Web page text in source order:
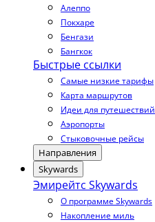
Алеппо
Покхаре
Бенгази
Бангкок
Быстрые ссылки
Самые низкие тарифы
Карта маршрутов
Идеи для путешествий
Аэропорты
Стыковочные рейсы
Направления
Skywards
Эмирейтс Skywards
О программе Skywards
Накопление миль